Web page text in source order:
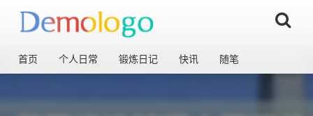
首页 个人日常 锻炼日记 快讯 随笔